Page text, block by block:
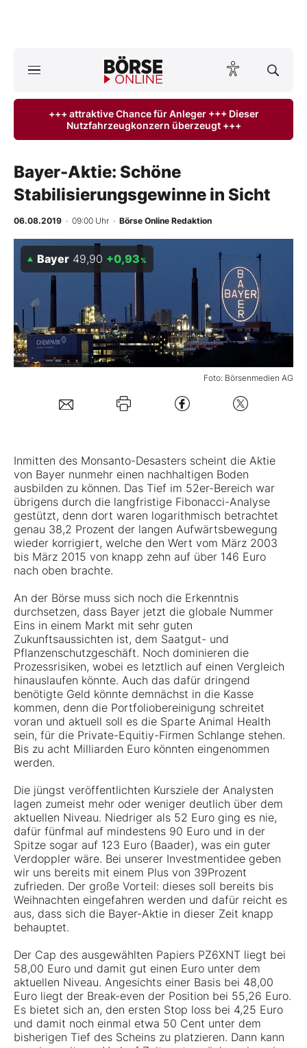
Anlageprodukte
Finanz-Check
Abo & Shop
Experten
Mein B:O
Mein Konto
+++ attraktive Chance für Anleger +++ Dieser
Nutzfahrzeugkonzern überzeugt +++
Bayer-Aktie: Schöne
Stabilisierungsgewinne in Sicht
06.08.2019 · 09:00 Uhr · Börse Online Redaktion
Foto: Börsenmedien AG
Bayer 49,90 +0,93 %
Inmitten des Monsanto-Desasters scheint die Aktie
von Bayer nunmehr einen nachhaltigen Boden
ausbilden zu können. Das Tief im 52er-Bereich war
übrigens durch die langfristige Fibonacci-Analyse
gestützt, denn dort waren logarithmisch betrachtet
genau 38,2 Prozent der langen Aufwärtsbewegung
wieder korrigiert, welche den Wert vom März 2003
bis März 2015 von knapp zehn auf über 146 Euro
nach oben brachte.
An der Börse muss sich noch die Erkenntnis
durchsetzen, dass Bayer jetzt die globale Nummer
Eins in einem Markt mit sehr guten
Zukunftsaussichten ist, dem Saatgut- und
Pflanzenschutzgeschäft. Noch dominieren die
Prozessrisiken, wobei es letztlich auf einen Vergleich
hinauslaufen könnte. Auch das dafür dringend
benötigte Geld könnte demnächst in die Kasse
kommen, denn die Portfoliobereinigung schreitet
voran und aktuell soll es die Sparte Animal Health
sein, für die Private-Equitiy-Firmen Schlange stehen.
Bis zu acht Milliarden Euro könnten eingenommen
werden.
Die jüngst veröffentlichten Kursziele der Analysten
lagen zumeist mehr oder weniger deutlich über dem
aktuellen Niveau. Niedriger als 52 Euro ging es nie,
dafür fünfmal auf mindestens 90 Euro und in der
Spitze sogar auf 123 Euro (Baader), was ein guter
Verdoppler wäre. Bei unserer Investmentidee geben
wir uns bereits mit einem Plus von 39Prozent
zufrieden. Der große Vorteil: dieses soll bereits bis
Weihnachten eingefahren werden und dafür reicht es
aus, dass sich die Bayer-Aktie in dieser Zeit knapp
behauptet.
Der Cap des ausgewählten Papiers PZ6XNT liegt bei
58,00 Euro und damit gut einen Euro unter dem
aktuellen Niveau. Angesichts einer Basis bei 48,00
Euro liegt der Break-even der Position bei 55,26 Euro.
Es bietet sich an, den ersten Stop loss bei 4,25 Euro
und damit noch einmal etwa 50 Cent unter dem
bisherigen Tief des Scheins zu platzieren. Dann kann